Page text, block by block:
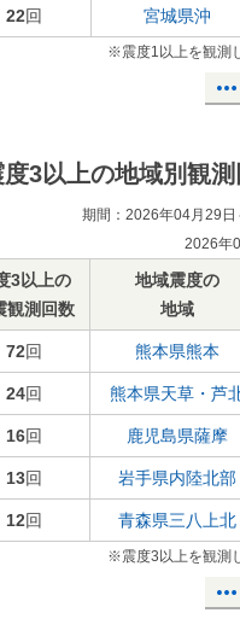
22回 宮城県沖
※震度1以上を観測
度3以上の地域別観
期間：2026年04月29
2026年
3以上の
観測回数
地域震度の
地域
72回 熊本県熊本
24回 熊本県天草・芦
16回 鹿児島県薩摩
13回 岩手県内陸北部
12回 青森県三八上北
※震度3以上を観測